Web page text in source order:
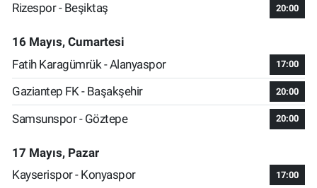
Rizespor - Beşiktaş
20:00
16 Mayıs, Cumartesi
Fatih Karagümrük - Alanyaspor
17:00
Gaziantep FK - Başakşehir 20:00
Samsunspor - Göztepe 20:00
17 Mayıs, Pazar
Kayserispor - Konyaspor
17:00